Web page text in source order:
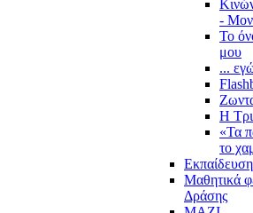
-
Το
μου
...
Η
«Τα
το
Μαθητικά
Δράσης